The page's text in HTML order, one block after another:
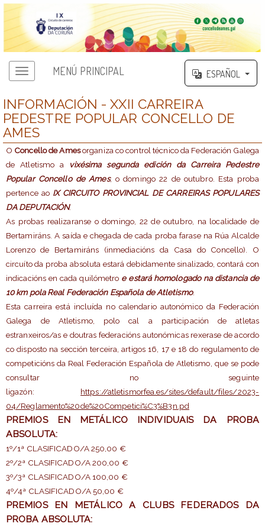
MENÚ PRINCIPAL ESPAÑOL
INFORMACIÓN - XXII CARREIRA
PEDESTRE POPULAR CONCELLO DE
AMES
O Concello de Amesorganiza co control técnico da Federación Galega
de Atletismo a vixésima segunda edición da Carreira Pedestre
Popular Concello de Ames, o domingo 22 de outubro. Esta proba
pertence ao IX CIRCUITO PROVINCIAL DE CARREIRAS POPULARES
DA DEPUTACIÓN.
As probas realizaranse o domingo, 22 de outubro, na localidade de
Bertamiráns. A saída e chegada de cada proba farase na Rúa Alcalde
Lorenzo de Bertamiráns (inmediacións da Casa do Concello). O
circuíto da proba absoluta estará debidamente sinalizado, contará con
indicacións en cada quilómetro e estará homologado na distancia de
10 km pola Real Federación Española de Atletismo.
Esta carreira está incluída no calendario autonómico da Federación
Galega de Atletismo, polo cal a participación de atletas
estranxeiros/as e doutras federacións autonómicas rexerase de acordo
co disposto na sección terceira, artigos 16, 17 e 18 do regulamento de
competicións da Real Federación Española de Atletismo, que se pode
consultar no seguinte
ligazón: https://atletismorfea.es/sites/default/files/2023-
04/Reglamento%20de%20Competici%C3%B3n.pd
PREMIOS EN METÁLICO INDIVIDUAIS DA PROBA
ABSOLUTA:
1º/1ª CLASIFICADO/A 250,00 €
2º/2ª CLASIFICADO/A 200,00 €
3º/3ª CLASIFICADO/A 100,00 €
4º/4ª CLASIFICADO/A 50,00 €
PREMIOS EN METÁLICO A CLUBS FEDERADOS DA
PROBA ABSOLUTA: